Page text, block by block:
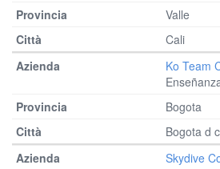
Valle
Cali
Ko Team
Bogota
Bogota d c
Skydive